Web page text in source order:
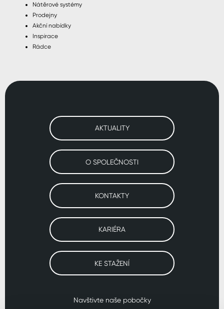
Nátěrové systémy
Prodejny
Akční nabídky
Inspirace
Rádce
AKTUALITY
O SPOLEČNOSTI
KONTAKTY
KARIÉRA
KE STAŽENÍ
Navštivte naše pobočky